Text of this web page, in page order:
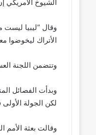
الشيوخ الأمريكي
وقال ”ليبيا ليست
الأتراك ليخوضوا
وتتضمن اللجنة
وبدأت الفصائل
لكن الجولة
وقالت بعثة الأمم